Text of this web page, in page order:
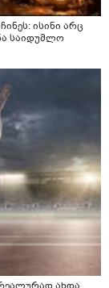
ისინი არც
საიდუმლო